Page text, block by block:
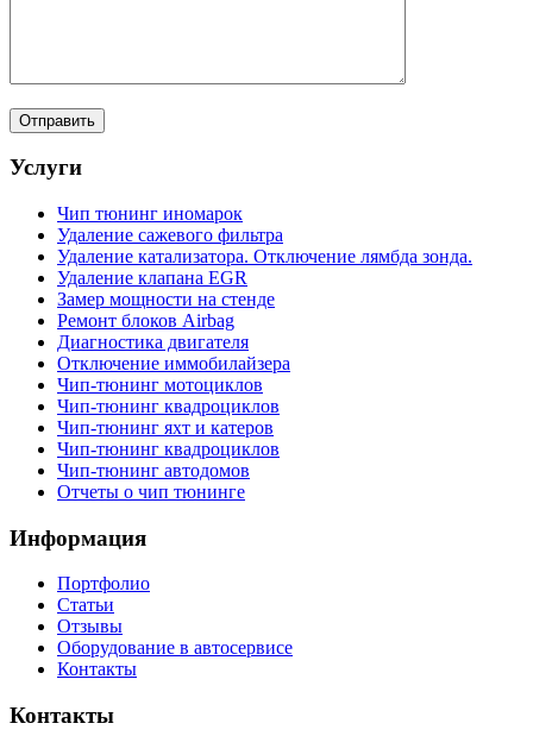
Услуги
Чип тюнинг иномарок
Удаление сажевого фильтра
Удаление катализатора. Отключение лямбда зонда.
Удаление клапана EGR
Замер мощности на стенде
Ремонт блоков Airbag
Диагностика двигателя
Отключение иммобилайзера
Чип-тюнинг мотоциклов
Чип-тюнинг квадроциклов
Чип-тюнинг яхт и катеров
Чип-тюнинг квадроциклов
Чип-тюнинг автодомов
Отчеты о чип тюнинге
Информация
Портфолио
Статьи
Отзывы
Оборудование в автосервисе
Контакты
Контакты